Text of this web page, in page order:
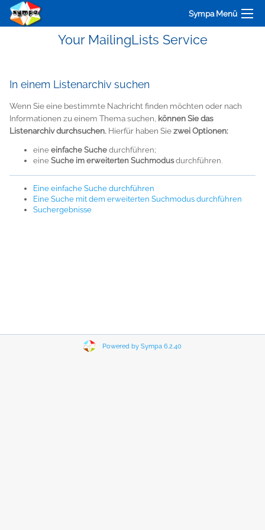
Sympa Menü
Your MailingLists Service
In einem Listenarchiv suchen
Wenn Sie eine bestimmte Nachricht finden möchten oder nach
Informationen zu einem Thema suchen, können Sie das
Listenarchiv durchsuchen. Hierfür haben Siezwei Optionen:
eine einfache Suche durchführen;
eine Suche im erweiterten Suchmodusdurchführen.
Eine einfache Suche durchführen
Eine Suche mit dem erweiterten Suchmodus durchführen
Suchergebnisse
Powered by Sympa 6.2.40